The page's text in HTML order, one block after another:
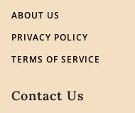
ABOUT US
PRIVACY POLICY
TERMS OF SERVICE
Contact Us